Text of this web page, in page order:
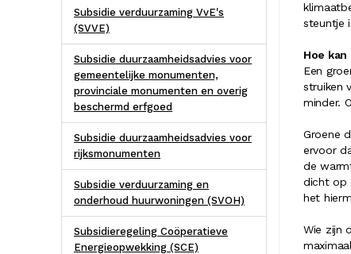
steuntje
Hoe
Een
struiken
minder.
Groene
ervoor
de
dicht op
het
Wie zijn
Subsidie verduurzaming VvE's
(SVVE)
Subsidie duurzaamheidsadvies voor
gemeentelijke monumenten,
provinciale monumenten en overig
beschermd erfgoed
Subsidie duurzaamheidsadvies voor
rijksmonumenten
Subsidie verduurzaming en
onderhoud huurwoningen (SVOH)
Subsidieregeling Coöperatieve
Energieopwekking (SCE)